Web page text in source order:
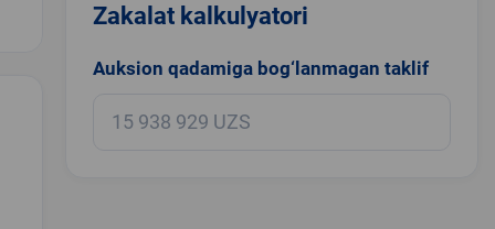
Zakalat kalkulyatori
Auksion qadamiga bog‘lanmagan taklif